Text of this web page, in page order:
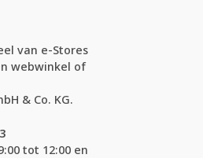
van e-Stores
webwinkel of
& Co. KG.
tot 12:00 en